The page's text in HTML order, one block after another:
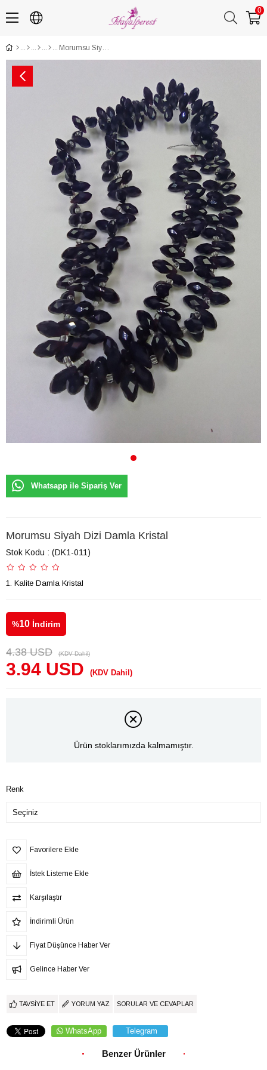
0
Morumsu Siyah Dizi Damla Kristal
Whatsapp ile Sipariş Ver
Morumsu Siyah Dizi Damla Kristal
Stok Kodu (DK1-011)
1. Kalite Damla Kristal
%10 İndirim
4.38 USD (KDV Dahil)
3.94 USD (KDV Dahil)
Ürün stoklarımızda kalmamıştır.
Renk
Favorilere Ekle
İstek Listeme Ekle
Karşılaştır
İndirimli Ürün
Fiyat Düşünce Haber Ver
Gelince Haber Ver
TAVSIYE ET YORUM YAZ SORULAR VE CEVAPLAR
WhatsApp Telegram
Benzer Ürünler